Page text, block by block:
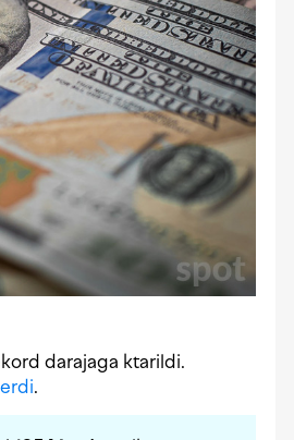
darajaga ktarildi.
.